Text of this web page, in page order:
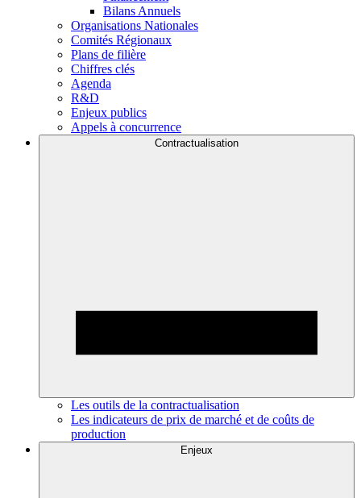
Bilans Annuels
Organisations Nationales
Comités Régionaux
Plans de filière
Chiffres clés
Agenda
R&D
Enjeux publics
Appels à concurrence
Contractualisation
Les outils de la contractualisation
Les indicateurs de prix de marché et de coûts de
production
Enjeux